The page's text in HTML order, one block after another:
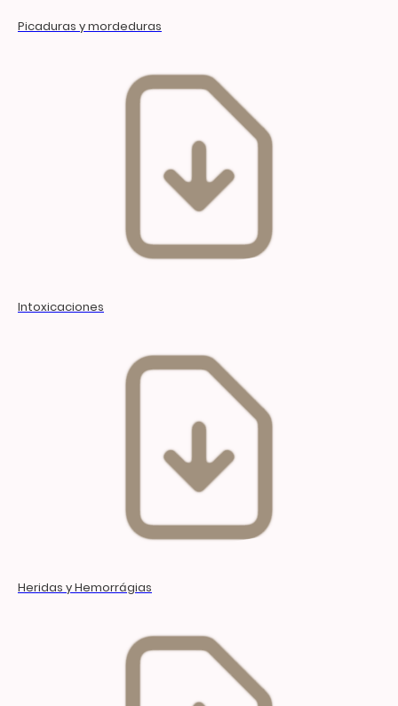
Picaduras y mordeduras
Intoxicaciones
Heridas y Hemorrágias